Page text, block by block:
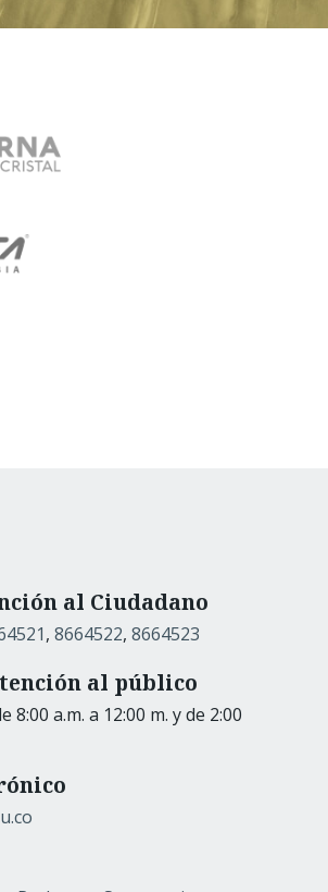
al Ciudadano
, 8664522, 8664523
al público
8:00 a.m. a 12:00 m. y de 2:00